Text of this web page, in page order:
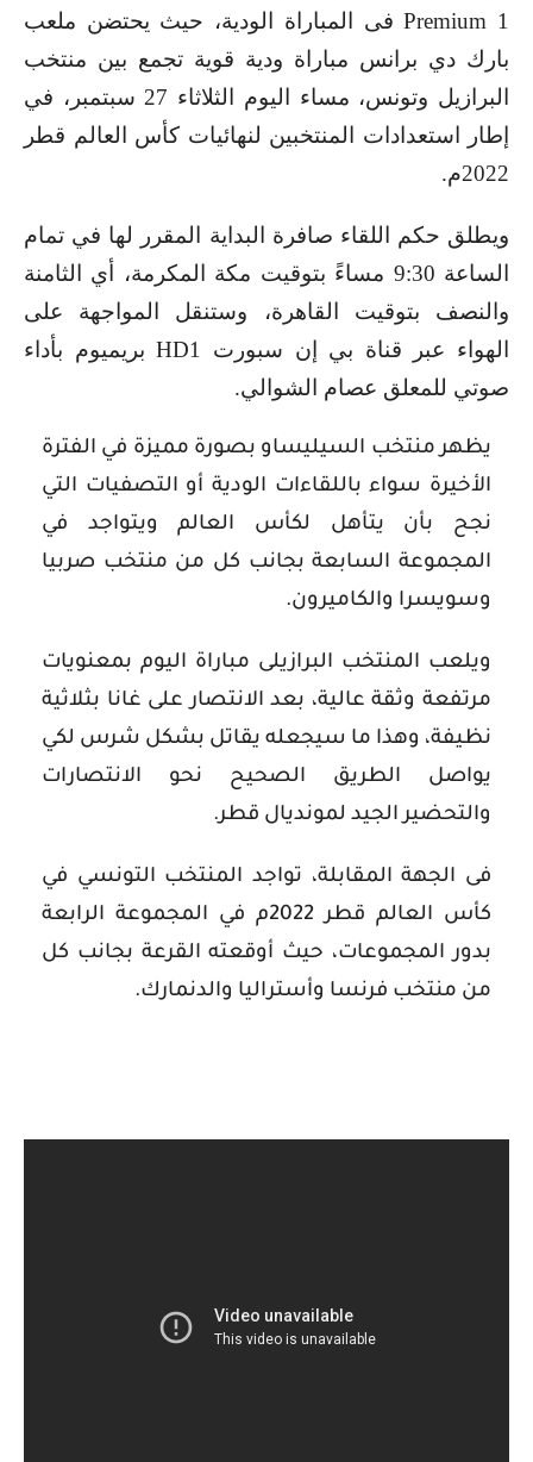
Premium 1 فى المباراة الودية، حيث يحتضن ملعب
بارك دي برانس مباراة ودية قوية تجمع بين منتخب
البرازيل وتونس، مساء اليوم الثلاثاء 27 سبتمبر، في
إطار استعدادات المنتخبين لنهائيات كأس العالم قطر
2022م.
ويطلق حكم اللقاء صافرة البداية المقرر لها في تمام
الساعة 9:30 مساءً بتوقيت مكة المكرمة، أي الثامنة
والنصف بتوقيت القاهرة، وستنقل المواجهة على
الهواء عبر قناة بي إن سبورت HD1 بريميوم بأداء
صوتي للمعلق عصام الشوالي.
يظهر منتخب السيليساو بصورة مميزة في الفترة
الأخيرة سواء باللقاءات الودية أو التصفيات التي
نجح بأن يتأهل لكأس العالم ويتواجد في
المجموعة السابعة بجانب كل من منتخب صربيا
وسويسرا والكاميرون.
ويلعب المنتخب البرازيلى مباراة اليوم بمعنويات
مرتفعة وثقة عالية، بعد الانتصار على غانا بثلاثية
نظيفة، وهذا ما سيجعله يقاتل بشكل شرس لكي
يواصل الطريق الصحيح نحو الانتصارات
والتحضير الجيد لمونديال قطر.
فى الجهة المقابلة، تواجد المنتخب التونسي في
كأس العالم قطر 2022م في المجموعة الرابعة
بدور المجموعات، حيث أوقعته القرعة بجانب كل
من منتخب فرنسا وأستراليا والدنمارك.